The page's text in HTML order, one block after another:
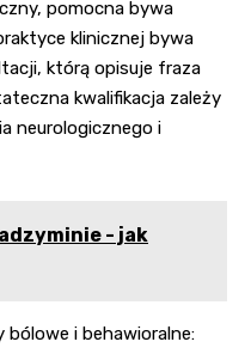
pomocna bywa
klinicznej bywa
którą opisuje fraza
kwalifikacja zależy
neurologicznego i
- jak
bólowe i behawioralne: